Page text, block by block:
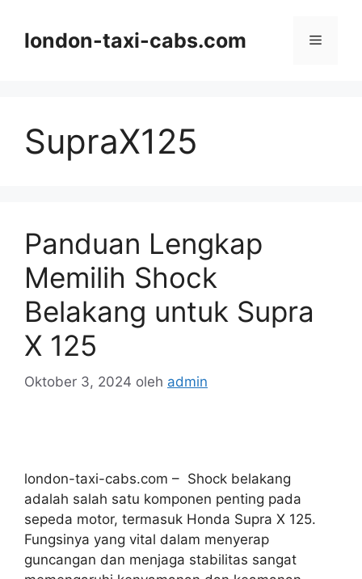
london-taxi-cabs.com Menu
SupraX125
Panduan Lengkap
Memilih Shock
Belakang untuk Supra
X 125
Oktober 3, 2024 oleh admin
london-taxi-cabs.com – Shock belakang
adalah salah satu komponen penting pada
sepeda motor, termasuk Honda Supra X 125.
Fungsinya yang vital dalam menyerap
guncangan dan menjaga stabilitas sangat